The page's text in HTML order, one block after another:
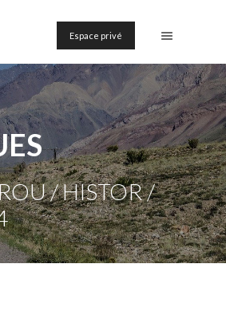
Espace privé
/ HISTOR /